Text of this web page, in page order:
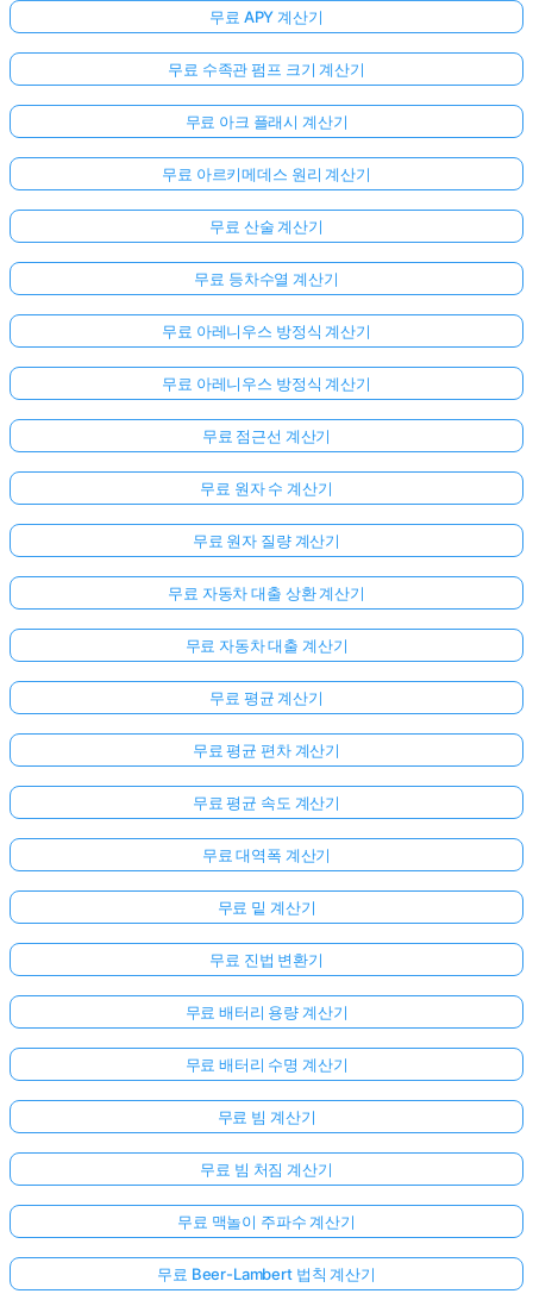
직
질
무료 APY 계산기
무료 수족관 펌프 크기 계산기
무료 아크 플래시 계산기
무료 아르키메데스 원리 계산기
무료 산술 계산기
무료 등차수열 계산기
무료 아레니우스 방정식 계산기
무료 아레니우스 방정식 계산기
무료 점근선 계산기
무료 원자 수 계산기
무료 원자 질량 계산기
무료 자동차 대출 상환 계산기
무료 자동차 대출 계산기
무료 평균 계산기
무료 평균 편차 계산기
무료 평균 속도 계산기
무료 대역폭 계산기
무료 밑 계산기
무료 진법 변환기
무료 배터리 용량 계산기
무료 배터리 수명 계산기
무료 빔 계산기
무료 빔 처짐 계산기
무료 맥놀이 주파수 계산기
무료 Beer-Lambert 법칙 계산기